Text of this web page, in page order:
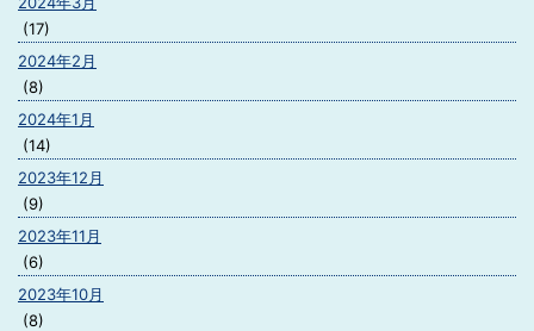
(17)
2024年2月
(8)
2024年1月
(14)
2023年12月
(9)
2023年11月
(6)
2023年10月
(8)